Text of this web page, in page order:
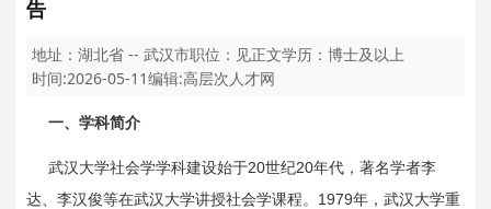
告
地址：湖北省 -- 武汉市职位： 见正文学历：博士及以上
时间:2026-05-11编辑:高层次人才网
一、学科简介
武汉大学社会学学科建设始于20世纪20年代，著名学者李
达、李汉俊等在武汉大学讲授社会学课程。 1979年，武汉大学重